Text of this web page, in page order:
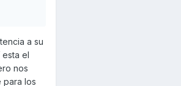
a su
el
nos
para los